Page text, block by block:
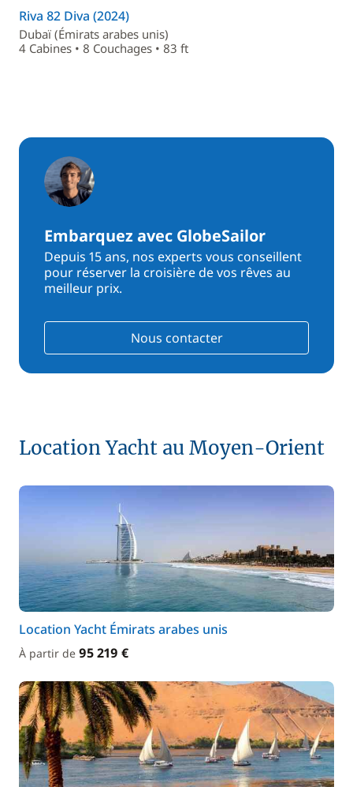
Riva 82 Diva (2024)
Dubaï (Émirats arabes unis)
4 Cabines • 8 Couchages • 83 ft
Embarquez avec GlobeSailor
Depuis 15 ans, nos experts vous conseillent
pour réserver la croisière de vos rêves au
meilleur prix.
Nous contacter
Location Yacht au Moyen-Orient
Location Yacht Émirats arabes unis
À partir de 95 219 €